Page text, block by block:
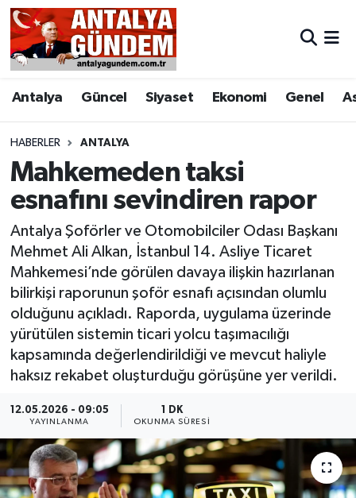
Antalya Güncel Siyaset Ekonomi Genel
HABERLER ANTALYA
Mahkemeden taksi
esnafını sevindiren rapor
Antalya Şoförler ve Otomobilciler Odası Başkanı
Mehmet Ali Alkan, İstanbul 14. Asliye Ticaret
Mahkemesi’nde görülen davaya ilişkin hazırlanan
bilirkişi raporunun şoför esnafı açısından olumlu
olduğunu açıkladı. Raporda, uygulama üzerinde
yürütülen sistemin ticari yolcu taşımacılığı
kapsamında değerlendirildiği ve mevcut haliyle
haksız rekabet oluşturduğu görüşüne yer verildi.
12.05.2026 - 09:05
YAYINLANMA
1 DK
OKUNMA SÜRESI
Antalya
Asayiş
Bilim & Teknoloji
Bölge
EĞİTİM
Genel
Görüntülü Haber
Güncel
Kültür & Sanat
Magazin
Antalya Nöbetçi Eczaneler
Antalya Hava Durumu
Antalya Namaz Vakitleri
Antalya Trafik Yoğunluk Haritası
Süper Lig Puan Durumu ve Fikstür
Tüm Manşetler
Son Dakika Haberleri
Haber Arşivi